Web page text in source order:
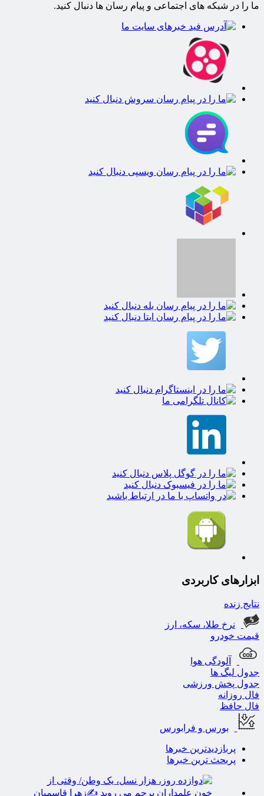
ما را در شبکه های اجتماعی و پیام رسان ها دنبال کنید.
ابزارهای کاربردی
نرخ طلا، سکه، ارز
قیمت خودرو
آلودگی هوا
جدول لیگ ها
جدول پخش ورزشی
فال روزانه
فال حافظ
بورس و فرابورس
پربازدیدترین خبرها
پربحث ترین خبرها
دوازده روز، هزار نسل، یک وطن/ وقتی از خون علمداران
پرچم می روید ✍️زهر